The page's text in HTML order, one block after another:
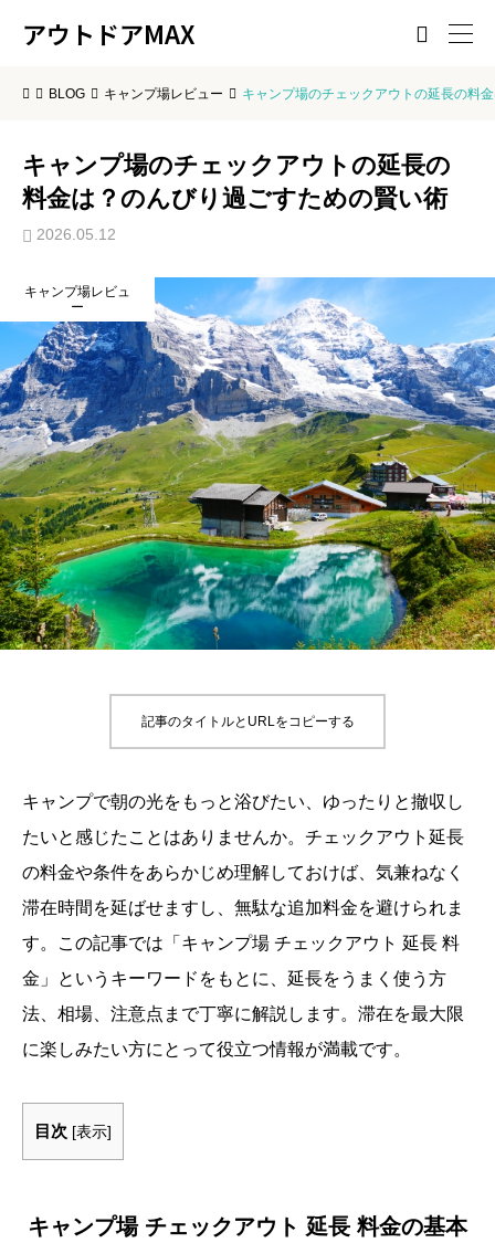
アウトドアMAX 
BLOG キャンプ場レビュー キャンプ場のチェックアウトの延長の料
キャンプ場のチェックアウトの延長の
料金は？のんびり過ごすための賢い術
2026.05.12
キャンプ場レビュ
ー
記事のタイトルとURLをコピーする
キャンプで朝の光をもっと浴びたい、ゆったりと撤収し
たいと感じたことはありませんか。チェックアウト延長
の料金や条件をあらかじめ理解しておけば、気兼ねなく
滞在時間を延ばせますし、無駄な追加料金を避けられま
す。この記事では「キャンプ場 チェックアウト 延長 料
金」というキーワードをもとに、延長をうまく使う方
法、相場、注意点まで丁寧に解説します。滞在を最大限
に楽しみたい方にとって役立つ情報が満載です。
目次 [表示]
キャンプ場 チェックアウト 延長 料金の基本